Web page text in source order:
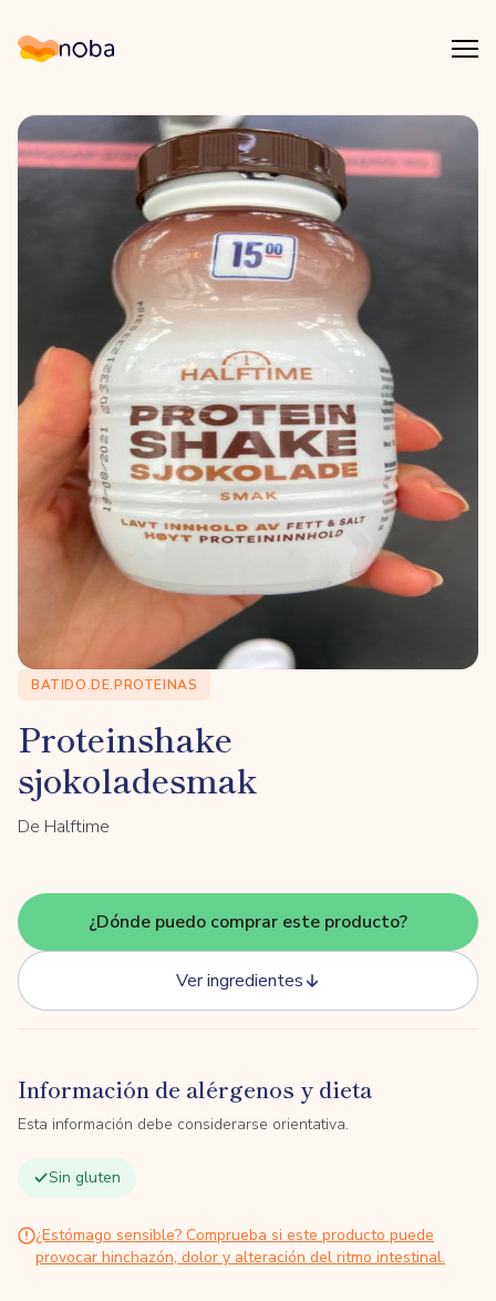
Noba
BATIDO.DE.PROTEINAS
Proteinshake
sjokoladesmak
De Halftime
¿Dónde puedo comprar este producto?
Ver ingredientes
Información de alérgenos y dieta
Esta información debe considerarse orientativa.
Sin gluten
¿Estómago sensible? Comprueba si este producto puede
provocar hinchazón, dolor y alteración del ritmo intestinal.